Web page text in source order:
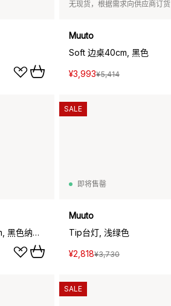
无现货，根据需求向供应商订货
Muuto
Soft 边桌40cm, 黑色
¥3,993¥5,414
Soft 圆形北欧风格边几直径48cm, 黑色纳米层压板_H: 48cm
即将售罄
Muuto
Tip台灯, 浅绿色
¥2,818¥3,730
SALE
SALE